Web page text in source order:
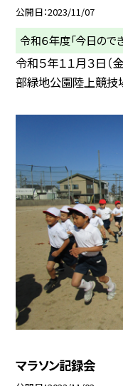
公開日 2023/11/07
令和６年度「今日ので
令和５年１１月３日（
部緑地公園陸上競技
マラソン記録会